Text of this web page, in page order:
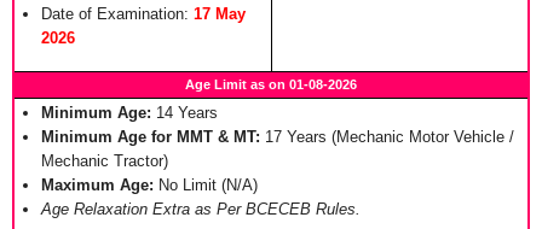
Date of Examination: 17 May
2026
Age Limit as on 01-08-2026
Minimum Age: 14 Years
Minimum Age for MMT & MT: 17 Years (Mechanic Motor Vehicle /
Mechanic Tractor)
Maximum Age: No Limit (N/A)
Age Relaxation Extra as Per BCECEB Rules.